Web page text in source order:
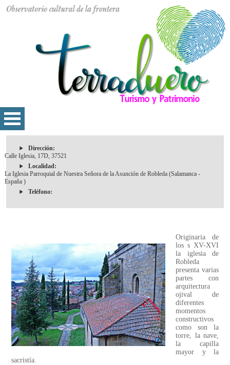
Dirección:
Calle Iglesia, 17D, 37521
Localidad:
La Iglesia Parroquial de Nuestra Señora de la Asunción de Robleda (Salamanca -
España )
Teléfono:
Originaria de
los s XV-XVI
la iglesia de
Robleda
presenta varias
partes con
arquitectura
ojival de
diferentes
momentos
constructivos
como son la
torre, la nave,
la capilla
mayor y la
sacristía.